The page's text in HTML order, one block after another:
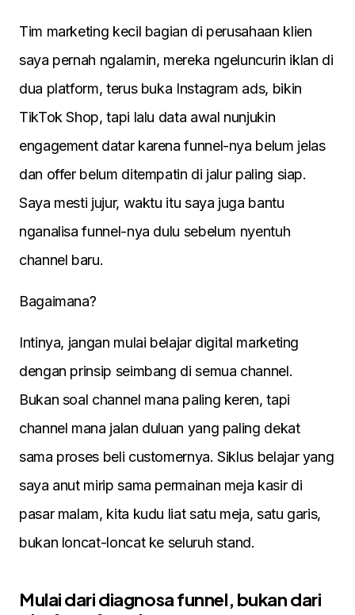
Tim marketing kecil bagian di perusahaan klien
saya pernah ngalamin, mereka ngeluncurin iklan di
dua platform, terus buka Instagram ads, bikin
TikTok Shop, tapi lalu data awal nunjukin
engagement datar karena funnel-nya belum jelas
dan offer belum ditempatin di jalur paling siap.
Saya mesti jujur, waktu itu saya juga bantu
nganalisa funnel-nya dulu sebelum nyentuh
channel baru.
Bagaimana?
Intinya, jangan mulai belajar digital marketing
dengan prinsip seimbang di semua channel.
Bukan soal channel mana paling keren, tapi
channel mana jalan duluan yang paling dekat
sama proses beli customernya. Siklus belajar yang
saya anut mirip sama permainan meja kasir di
pasar malam, kita kudu liat satu meja, satu garis,
bukan loncat-loncat ke seluruh stand.
Mulai dari diagnosa funnel, bukan dari